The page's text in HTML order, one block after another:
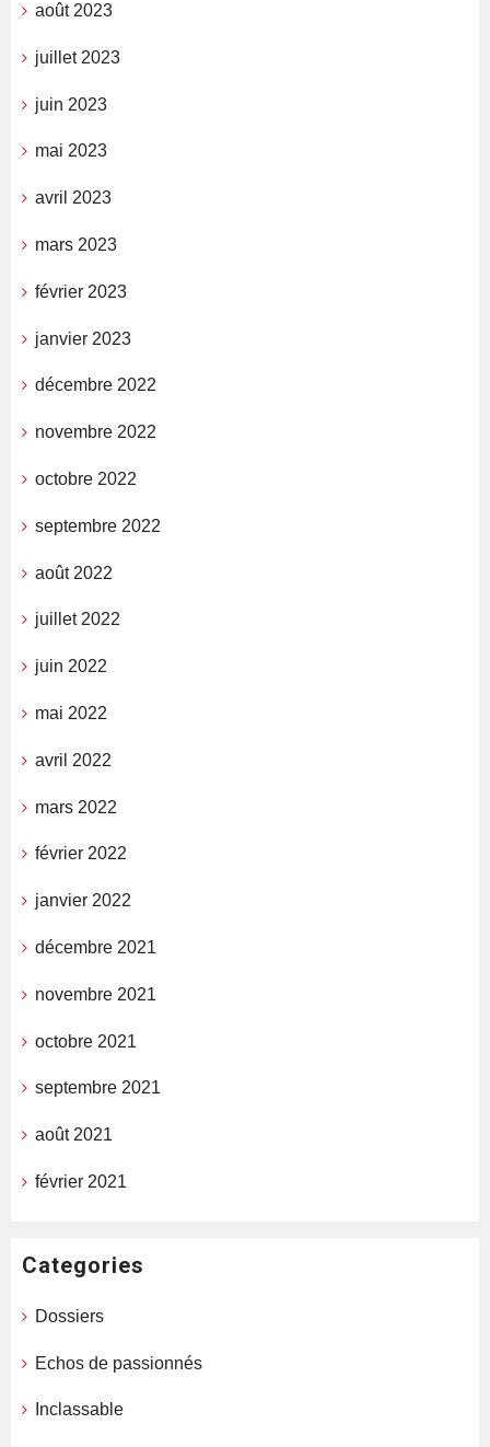
août 2023
juillet 2023
juin 2023
mai 2023
avril 2023
mars 2023
février 2023
janvier 2023
décembre 2022
novembre 2022
octobre 2022
septembre 2022
août 2022
juillet 2022
juin 2022
mai 2022
avril 2022
mars 2022
février 2022
janvier 2022
décembre 2021
novembre 2021
octobre 2021
septembre 2021
août 2021
février 2021
Categories
Dossiers
Echos de passionnés
Inclassable